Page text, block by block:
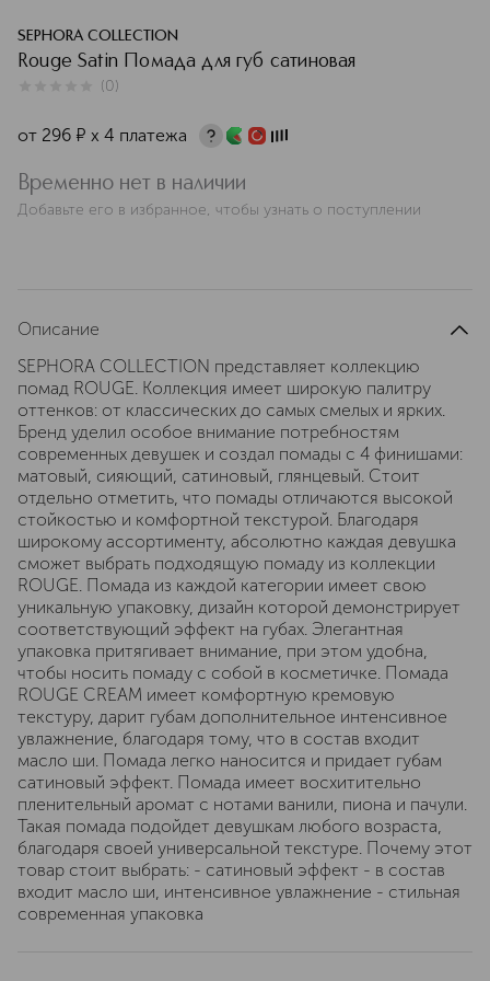
SEPHORA COLLECTION
Rouge Satin Помада для губ сатиновая
(0)
от 296 ¤ х 4 платежа
Временно нет в наличии
Добавьте его в избранное, чтобы узнать о поступлении
Описание
SEPHORA COLLECTION представляет коллекцию
помад ROUGE. Коллекция имеет широкую палитру
оттенков: от классических до самых смелых и ярких.
Бренд уделил особое внимание потребностям
современных девушек и создал помады с 4 финишами:
матовый, сияющий, сатиновый, глянцевый. Стоит
отдельно отметить, что помады отличаются высокой
стойкостью и комфортной текстурой. Благодаря
широкому ассортименту, абсолютно каждая девушка
сможет выбрать подходящую помаду из коллекции
ROUGE. Помада из каждой категории имеет свою
уникальную упаковку, дизайн которой демонстрирует
соответствующий эффект на губах. Элегантная
упаковка притягивает внимание, при этом удобна,
чтобы носить помаду с собой в косметичке. Помада
ROUGE CREAM имеет комфортную кремовую
текстуру, дарит губам дополнительное интенсивное
увлажнение, благодаря тому, что в состав входит
масло ши. Помада легко наносится и придает губам
сатиновый эффект. Помада имеет восхитительно
пленительный аромат с нотами ванили, пиона и пачули.
Такая помада подойдет девушкам любого возраста,
благодаря своей универсальной текстуре. Почему этот
товар стоит выбрать: - сатиновый эффект - в состав
входит масло ши, интенсивное увлажнение - стильная
современная упаковка